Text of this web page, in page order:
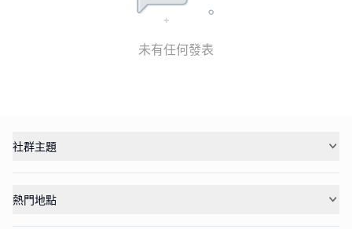
未有任何發表
社群主題
熱門地點